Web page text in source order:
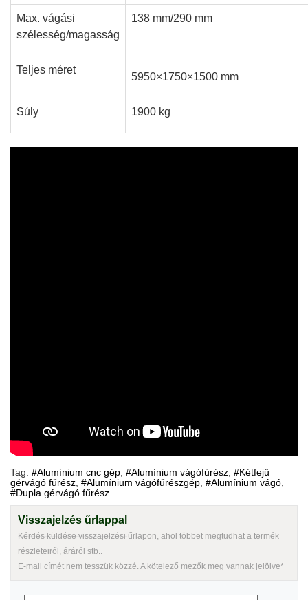
Max. vágási
szélesség/magasság
138 mm/290 mm
Teljes méret
5950×1750×1500 mm
Súly 1900 kg
Tag: #Alumínium cnc gép #Alumínium vágófűrész #Kétfejű
gérvágó fűrész #Alumínium vágófűrészgép #Alumínium vágó
#Dupla gérvágó fűrész
Visszajelzés űrlappal
Kérdés küldése visszajelzési űrlapon, ahol többet megtudhat a termék
részleteiről, áráról stb..
E-mail címét nem tesszük közzé. A kötelező mezők meg vannak jelölve*